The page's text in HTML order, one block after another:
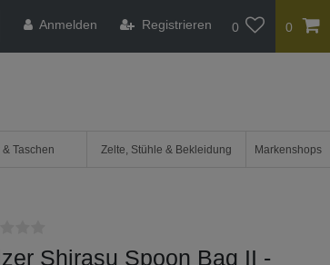
Anmelden Registrieren 0 0
Taschen Zelte, Stühle & Bekleidung Markenshops
Shirasu Spoon Bag II -